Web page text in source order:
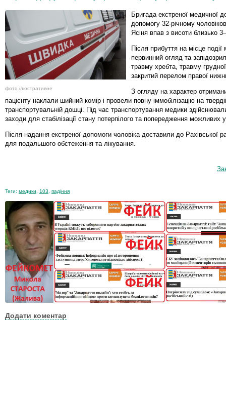
фото ілюстративне
Бригада екстреної медичної
допомогу 32-річному
Ясіня впав з висоти близько
Після прибуття на місце
первинний огляд та
травму хребта, травму грудної
закритий перелом правої
З огляду на характер
пацієнту наклали шийний комір і провели повну іммобілізацію на
транспортувальній дошці. Під час транспортування медики
заходи для стабілізації стану потерпілого та попередження можливих
Після надання екстреної допомоги чоловіка доставили до Рахівської
для подальшого обстеження та лікування.
Теги: медики 103 падіння
Додати коментар